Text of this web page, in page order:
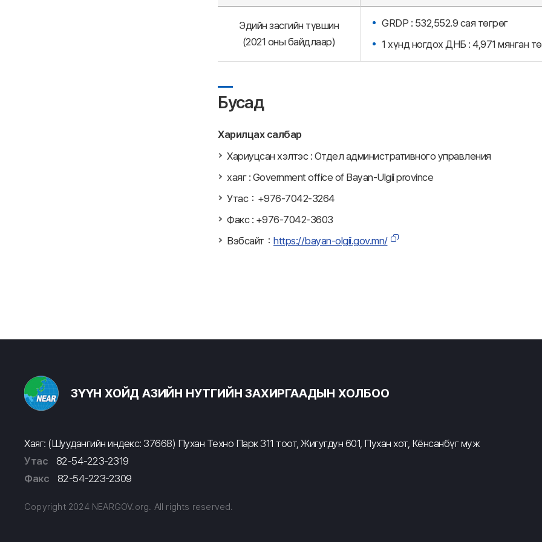
Эдийн засгийн түвшин
(2021 оны байдлаар)
GRDP : 532,552.9 сая төгрөг
1 хүнд ногдох ДНБ : 4,971 мянган
Бусад
Харилцах салбар
Хариуцсан хэлтэс : Отдел административного управления
хаяг : Government office of Bayan-Ulgii province
Утас：+976-7042-3264
Факс : +976-7042-3603
Вэбсайт： https://bayan-olgii.gov.mn/
ЗҮҮН ХОЙД АЗИЙН НУТГИЙН ЗАХИРГААДЫН ХОЛБОО
Хаяг: (Шуудангийн индекс: 37668) Пухан Техно Парк 311 тоот, Жигугдун 601, Пухан хот, Кёнсанбүг муж
Утас
82-54-223-2319
Факс
82-54-223-2309
Copyright 2024 NEARGOV.org. All rights reserved.